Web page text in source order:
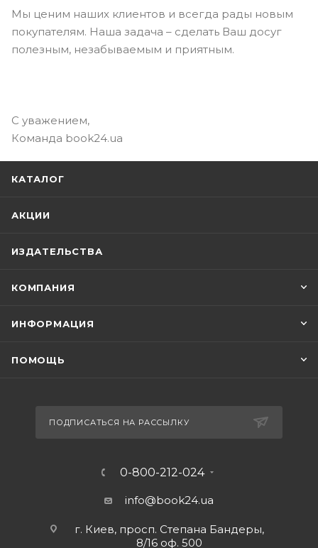
Мы ценим наших клиентов и всегда рады новым
покупателям. Наша задача – сделать Ваш досуг
полезным, незабываемым и приятным.
С уважением,
Команда book24.ua
КАТАЛОГ
АКЦИИ
ИЗДАТЕЛЬСТВА
КОМПАНИЯ
ИНФОРМАЦИЯ
ПОМОЩЬ
ПОДПИСАТЬСЯ НА РАССЫЛКУ
0-800-212-024
info@book24.ua
г. Киев, просп. Степана Бандеры,
8/16 оф. 500